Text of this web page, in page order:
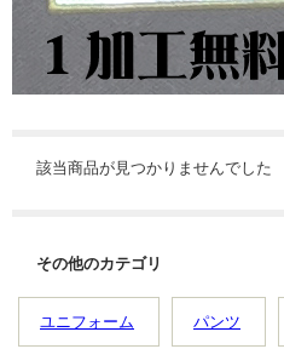
該当商品が見つかりませんでした
その他のカテゴリ
ユニフォーム パンツ